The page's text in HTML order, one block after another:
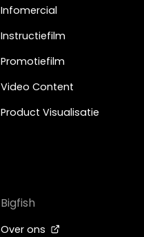
Infomercial
Instructiefilm
Promotiefilm
Video Content
Product Visualisatie
Bigfish
Over ons